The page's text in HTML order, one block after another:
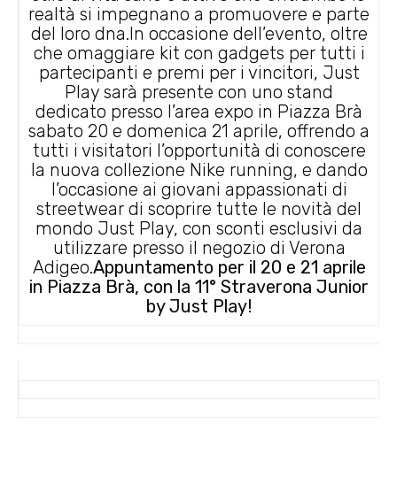
realtà si impegnano a promuovere e parte
del loro dna.In occasione dell’evento, oltre
che omaggiare kit con gadgets per tutti i
partecipanti e premi per i vincitori, Just
Play sarà presente con uno stand
dedicato presso l’area expo in Piazza Brà
sabato 20 e domenica 21 aprile, offrendo a
tutti i visitatori l’opportunità di conoscere
la nuova collezione Nike running, e dando
l’occasione ai giovani appassionati di
streetwear di scoprire tutte le novità del
mondo Just Play, con sconti esclusivi da
utilizzare presso il negozio di Verona
Adigeo.Appuntamento per il 20 e 21 aprile
in Piazza Brà, con la 11° Straverona Junior
by Just Play!